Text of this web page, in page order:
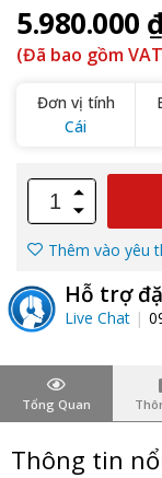
5.980.000
(Đã bao gồm
Đơn vị tính
Cái
Thêm vào yêu
Hỗ trợ
Live Chat
Tổng Quan
Thông tin